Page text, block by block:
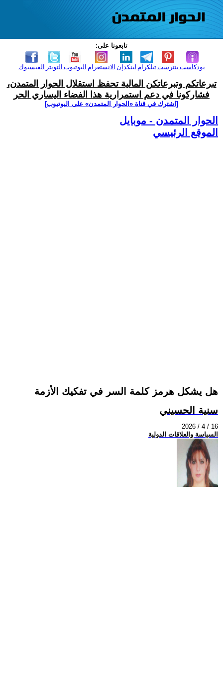
تابعونا على:
الفيسبوك التويتر اليوتيوب الانستغرام لينكدإن تيلكرامبنترست بودكاست
تبرعاتكم وتبرعاتكن المالية تحفظ استقلال الحوار المتمدن،
فشاركونا في دعم استمرارية هذا الفضاء اليساري الحر
[اشترك في قناة ‫«الحوار المتمدن» على اليوتيوب]
الحوار المتمدن - موبايل
الموقع الرئيسي
هل يشكل هرمز كلمة السر في تفكيك الأزمة
سنية الحسيني
2026 / 4 / 16
السياسة والعلاقات الدولية